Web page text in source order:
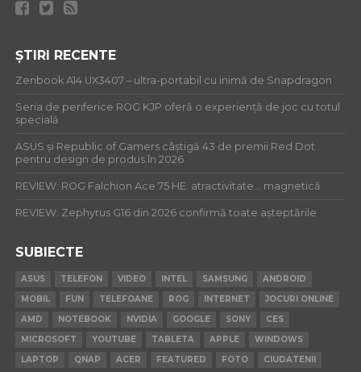
ȘTIRI RECENTE
Zenbook A14 UX3407 – ultra-portabil cu inimă de Snapdragon
Seria de periferice ROG KJP oferă o experiență de joc cu totul
specială
ASUS și Republic of Gamers câștigă 43 de premii Red Dot
pentru design de produs în 2026
REVIEW: ROG Falchion Ace 75 HE: atractivitate… magnetică
REVIEW: Zephyrus G16 din 2026 confirmă toate așteptările
SUBIECTE
ASUS TELEFON VIDEO INTEL SAMSUNG
ANDROID
MOBIL
FUN TELEFOANE ROG INTERNET
JOCURI ONLINE
AMD
NOTEBOOK NVIDIA GOOGLE SONY
CES
MICROSOFT
YOUTUBE TABLETA APPLE
WINDOWS
LAPTOP
QNAP ACER FEATURED FOTO CIUDATENII